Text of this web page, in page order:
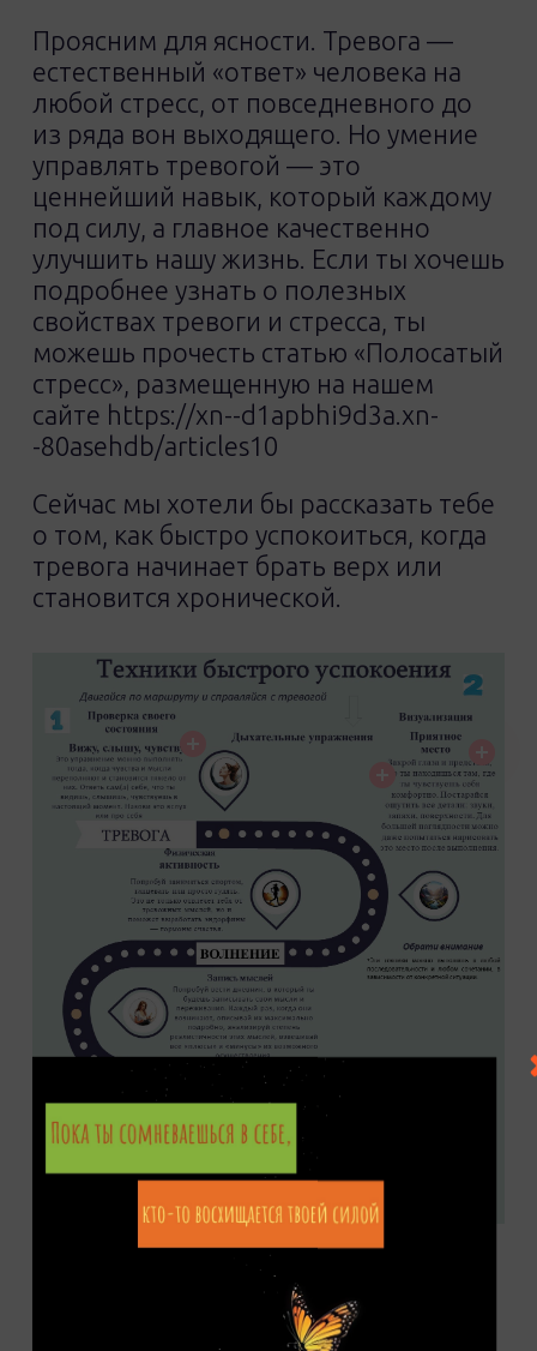
Проясним для ясности. Тревога —
естественный «ответ» человека на
любой стресс, от повседневного до
из ряда вон выходящего. Но умение
управлять тревогой — это
ценнейший навык, который каждому
под силу, а главное качественно
улучшить нашу жизнь. Если ты хочешь
подробнее узнать о полезных
свойствах тревоги и стресса, ты
можешь прочесть статью «Полосатый
стресс», размещенную на нашем
сайте https://xn--d1apbhi9d3a.xn-
-80asehdb/articles10
Сейчас мы хотели бы рассказать тебе
о том, как быстро успокоиться, когда
тревога начинает брать верх или
становится хронической.
Close
Close
Close
Владение техниками успокоения —